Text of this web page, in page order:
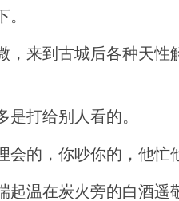
，来到古城后各种天
打给别人看的。
的，你吵你的，他忙
温在炭火旁的白酒